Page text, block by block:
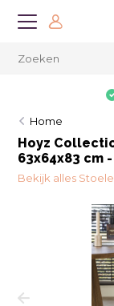
Home
Hoyz
63x64x83 cm
Bekijk alles